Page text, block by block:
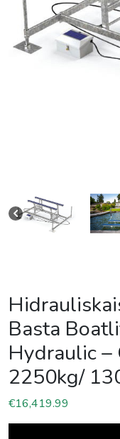
Basta
Hydraulic –
2250kg/
€16,419.99